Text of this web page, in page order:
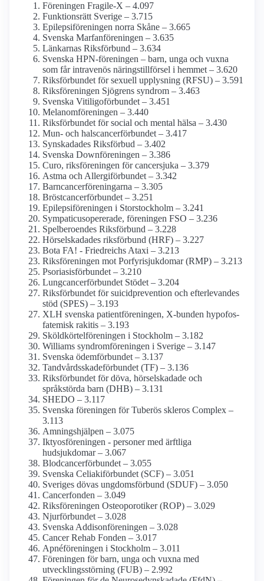
Föreningen Fragile-X – 4.097
Funktionsrätt Sverige – 3.715
Epilepsi­föreningen norra Skåne – 3.665
Svenska Marfan­föreningen – 3.635
Länkarnas Riksförbund – 3.634
Svenska HPN-föreningen – barn, unga och vuxna
som får intravenös närings­tillförsel i hemmet – 3.620
Riksförbundet för sexuell upplysning (RFSU) – 3.591
Riksföreningen Sjögrens syndrom – 3.463
Svenska Vitiligo­förbundet – 3.451
Melanom­föreningen – 3.440
Riksförbundet för social och mental hälsa – 3.430
Mun- och halscancerförbundet – 3.417
Synskadades Riksförbud – 3.402
Svenska Down­föreningen – 3.386
Curo, riks­föreningen för cancer­sjuka – 3.379
Astma och Allergi­förbundet – 3.342
Barncancerföreningarna – 3.305
Bröstcancer­förbundet – 3.251
Epilepsi­föreningen i Stor­stockholm – 3.241
Sympaticus­opererade, föreningen FSO – 3.236
Spelberoendes Riksförbund – 3.228
Hörselskadades riksförbund (HRF) – 3.227
Bota FA! - Friedreichs Ataxi – 3.213
Riksföreningen mot Porfyri­sjukdomar (RMP) – 3.213
Psoriasis­förbundet – 3.210
Lungcancer­förbundet Stödet – 3.204
Riksförbundet för suicidprevention och efterlevandes
stöd (SPES) – 3.193
XLH svenska patient­föreningen, X-bunden hypofos­
fatemisk rakitis – 3.193
Sköldkörtel­föreningen i Stockholm – 3.182
Williams syndrom­föreningen i Sverige – 3.147
Svenska ödemförbundet – 3.137
Tandvårdsskade­förbundet (TF) – 3.136
Riksförbundet för döva, hörselskadade och
språkstörda barn (DHB) – 3.131
SHEDO – 3.117
Svenska föreningen för Tuberös skleros Complex –
3.113
Amningshjälpen – 3.075
Iktyos­föreningen - personer med ärftliga
hudsjukdomar – 3.067
Blodcancerförbundet – 3.055
Svenska Celiaki­förbundet (SCF) – 3.051
Sveriges dövas ungdomsförbund (SDUF) – 3.050
Cancerfonden – 3.049
Riksföreningen Osteoporotiker (ROP) – 3.029
Njurförbundet – 3.028
Svenska Addisonföreningen – 3.028
Cancer Rehab Fonden – 3.017
Apné­föreningen i Stockholm – 3.011
Föreningen för barn, unga och vuxna med
utvecklings­störning (FUB) – 2.992